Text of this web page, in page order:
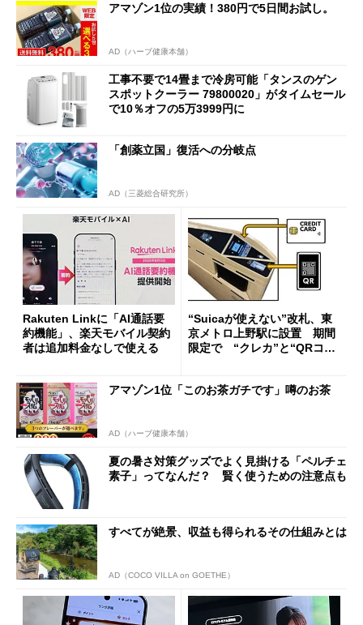
アマゾン1位の実績！380円で5日間お試し。
AD（ハーブ健康本舗）
工事不要で14畳まで冷房可能「タンスのゲン
スポットクーラー 79800020」がタイムセール
で10％オフの5万3999円に
「創薬立国」復活への分岐点
AD（三菱総合研究所）
Rakuten Linkに「AI通話要
約機能」、楽天モバイル契約
者は追加料金なしで使える
“Suicaが使えない”改札、東
京メトロ上野駅に設置 期間
限定で “クレカ”と“QRコー
アマゾン1位「このお茶ガチです」噂のお茶
AD（ハーブ健康本舗）
夏の暑さ対策グッズでよく見掛ける「ペルチェ
素子」ってなんだ？ 賢く使うための注意点も
すべてが絶景、収益も得られるその仕組みとは
AD（COCO VILLA on GOETHE）